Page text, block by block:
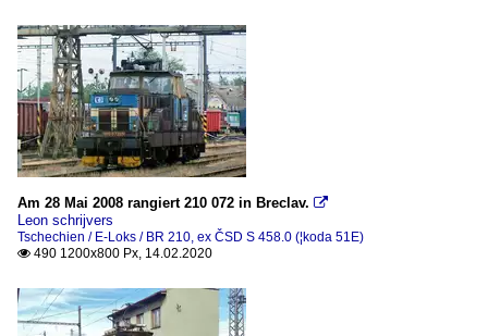
Am 28 Mai 2008 rangiert 210 072 in Breclav. 
Leon schrijvers
Tschechien / E-Loks / BR 210, ex ČSD S 458.0 (¦koda 51E)
 490 1200x800 Px, 14.02.2020